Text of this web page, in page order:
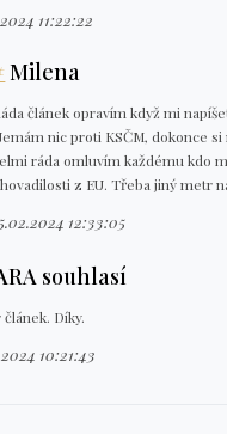
11:22:22
Milena
článek opravím když mi
nic proti KSČM, dokonce
ráda omluvím každému kdo
z EU. Třeba jiný metr
12:33:05
souhlasí
článek. Díky.
10:21:43